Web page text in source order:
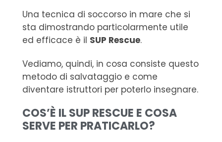
Una tecnica di soccorso in mare che si
sta dimostrando particolarmente utile
ed efficace è il SUP Rescue.
Vediamo, quindi, in cosa consiste questo
metodo di salvataggio e come
diventare istruttori per poterlo insegnare.
COS’È IL SUP RESCUE E COSA
SERVE PER PRATICARLO?